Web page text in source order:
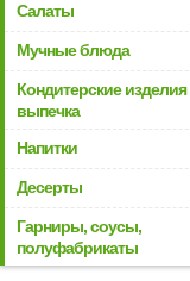
Салаты
Мучные блюда
Кондитерские изделия
выпечка
Напитки
Десерты
Гарниры, соусы,
полуфабрикаты